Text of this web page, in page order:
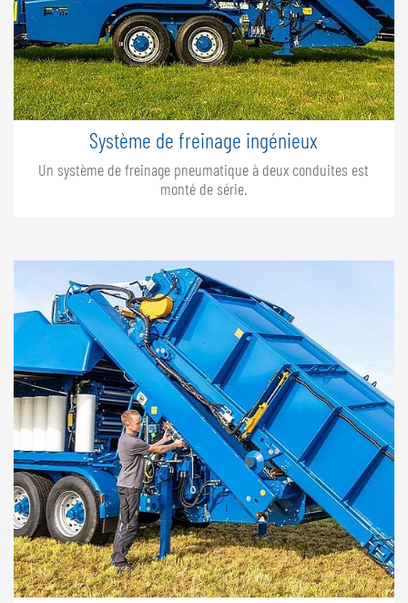
Système de freinage ingénieux
Un système de freinage pneumatique à deux conduites est
monté de série.